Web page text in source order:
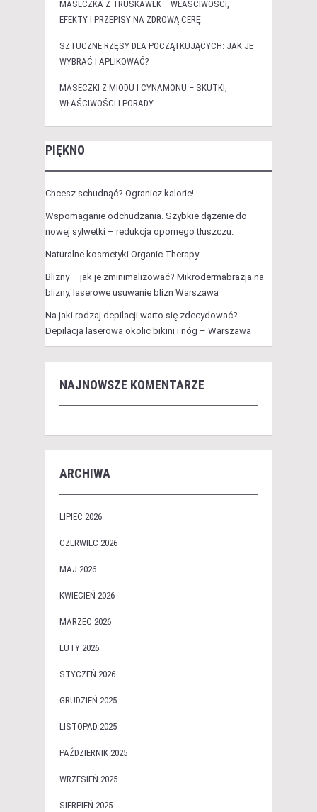
MASECZKA Z TRUSKAWEK – WŁAŚCIWOŚCI,
EFEKTY I PRZEPISY NA ZDROWĄ CERĘ
SZTUCZNE RZĘSY DLA POCZĄTKUJĄCYCH: JAK JE
WYBRAĆ I APLIKOWAĆ?
MASECZKI Z MIODU I CYNAMONU – SKUTKI,
WŁAŚCIWOŚCI I PORADY
PIĘKNO
Chcesz schudnąć? Ogranicz kalorie!
Wspomaganie odchudzania. Szybkie dążenie do
nowej sylwetki – redukcja opornego tłuszczu.
Naturalne kosmetyki Organic Therapy
Blizny – jak je zminimalizować? Mikrodermabrazja na
blizny, laserowe usuwanie blizn Warszawa
Na jaki rodzaj depilacji warto się zdecydować?
Depilacja laserowa okolic bikini i nóg – Warszawa
NAJNOWSZE KOMENTARZE
ARCHIWA
LIPIEC 2026
CZERWIEC 2026
MAJ 2026
KWIECIEŃ 2026
MARZEC 2026
LUTY 2026
STYCZEŃ 2026
GRUDZIEŃ 2025
LISTOPAD 2025
PAŹDZIERNIK 2025
WRZESIEŃ 2025
SIERPIEŃ 2025